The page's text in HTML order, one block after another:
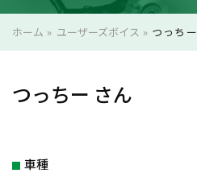
ホーム » ユーザーズボイス » つっち
つっちー さん
車種